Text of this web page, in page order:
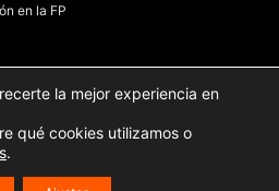
en la FP
la mejor experiencia en
qué cookies utilizamos o
.